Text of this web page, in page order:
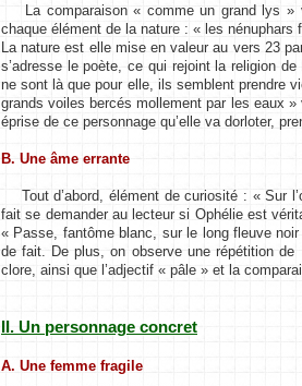
La comparaison « comme un grand lys »
chaque élément de la nature : « les
La nature est elle mise en valeur au vers 23
s’adresse le poète, ce qui rejoint la religion
ne sont là que pour elle, ils semblent prendre
grands voiles bercés mollement par les eaux
éprise de ce personnage qu’elle va dorloter,
B. Une âme errante
Tout d’abord, élément de curiosité : « Sur
fait se demander au lecteur si Ophélie est
« Passe, fantôme blanc, sur le long fleuve noir
de fait. De plus, on observe une répétition de
clore, ainsi que l’adjectif « pâle » et la
II. Un personnage concret
A. Une femme fragile